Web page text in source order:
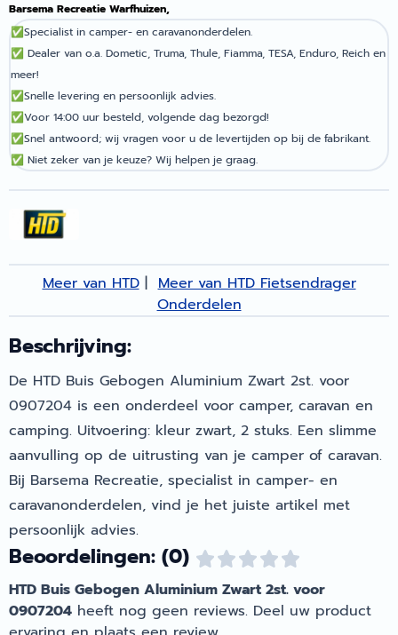
Barsema Recreatie Warfhuizen,
✅Specialist in camper- en caravanonderdelen.
✅ Dealer van o.a. Dometic, Truma, Thule, Fiamma, TESA, Enduro, Reich en
meer!
✅Snelle levering en persoonlijk advies.
✅Voor 14:00 uur besteld, volgende dag bezorgd!
✅Snel antwoord; wij vragen voor u de levertijden op bij de fabrikant.
✅ Niet zeker van je keuze? Wij helpen je graag.
Meer van HTD|Meer van HTD Fietsendrager
Onderdelen
Beschrijving:
De HTD Buis Gebogen Aluminium Zwart 2st. voor
0907204 is een onderdeel voor camper, caravan en
camping. Uitvoering: kleur zwart, 2 stuks. Een slimme
aanvulling op de uitrusting van je camper of caravan.
Bij Barsema Recreatie, specialist in camper- en
caravanonderdelen, vind je het juiste artikel met
persoonlijk advies.
Beoordelingen: (0)
HTD Buis Gebogen Aluminium Zwart 2st. voor
0907204 heeft nog geen reviews. Deel uw product